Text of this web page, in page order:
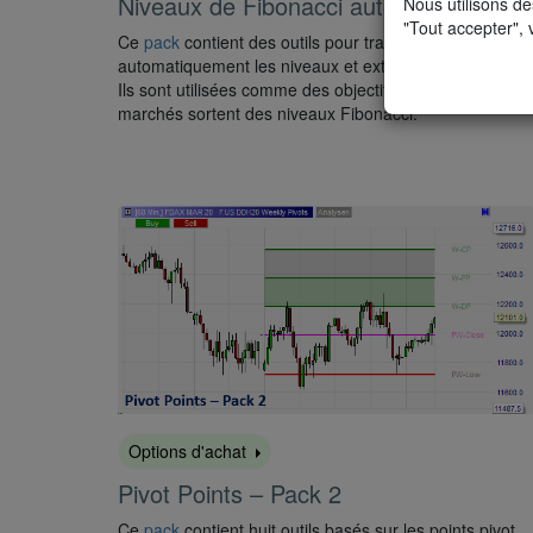
Ce pack contient des outils pour tracer
automatiquement les niveaux et extensions Fibonnaci.
Ils sont utilisées comme des objectifs lorsque les
marchés sortent des niveaux Fibonacci.
Options d'achat
Pivot Points – Pack 2
"Tout accepter",